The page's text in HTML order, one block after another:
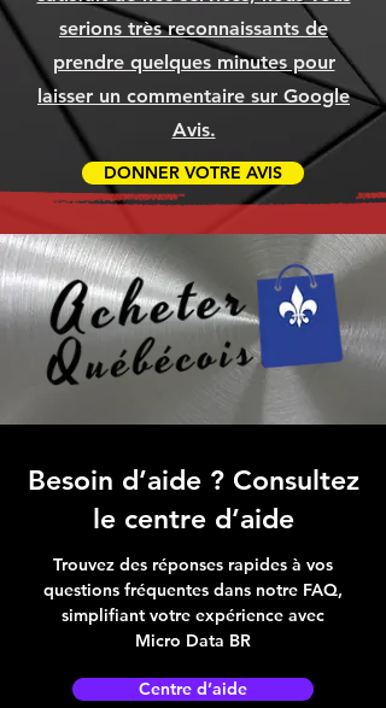
serions très reconnaissants de
prendre quelques minutes pour
laisser un commentaire sur Google
Avis.
DONNER VOTRE AVIS
Besoin d’aide ? Consultez
le centre d’aide
Trouvez des réponses rapides à vos
questions fréquentes dans notre FAQ,
simplifiant votre expérience avec
Micro Data BR
Centre d’aide